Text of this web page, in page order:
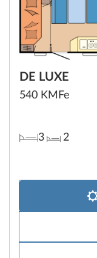
DE LUXE
540 KMFe
3 2